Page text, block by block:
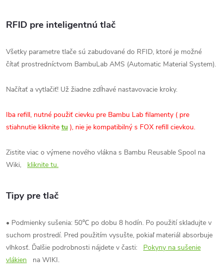
RFID pre inteligentnú tlač
Všetky parametre tlače sú zabudované do RFID, ktoré je možné
čítať prostredníctvom BambuLab AMS (Automatic Material System).
Načítať a vytlačiť! Už žiadne zdĺhavé nastavovacie kroky.
Iba refill, nutné použiť cievku pre Bambu Lab filamenty ( pre
stiahnutie kliknite tu ), nie je kompatibilný s FOX refill cievkou.
Zistite viac o výmene nového vlákna s Bambu Reusable Spool na
Wiki,
kliknite tu.
Tipy pre tlač
• Podmienky sušenia: 50℃ po dobu 8 hodín. Po použití skladujte v
suchom prostredí. Pred použitím vysušte, pokiaľ materiál absorbuje
vlhkosť. Ďalšie podrobnosti nájdete v časti:
Pokyny na sušenie
vlákien
na WIKI.